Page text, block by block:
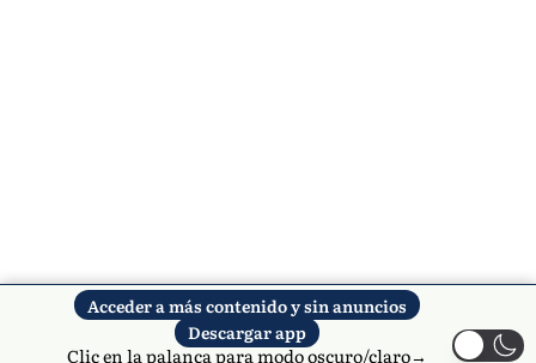
Acceder a más contenido y sin anuncios
Descargar app
Clic en la palanca para modo oscuro/claro→